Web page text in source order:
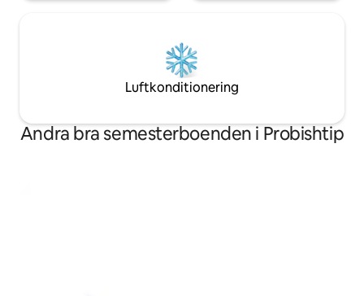
Luftkonditionering
Andra bra semesterboenden i Probishtip